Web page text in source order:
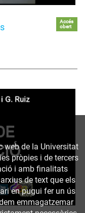
Accés
obert
web de la Universitat
pròpies i de tercers
i amb finalitats
de text que els
en pugui fer un ús
emmagatzemar